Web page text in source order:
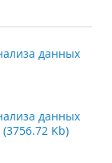
данных
данных
Kb)